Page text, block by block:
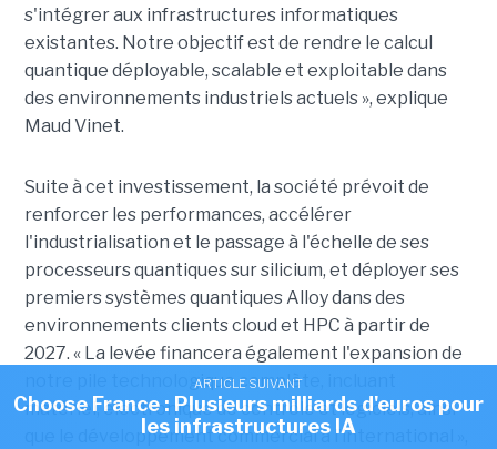
s'intégrer aux infrastructures informatiques
existantes. Notre objectif est de rendre le calcul
quantique déployable, scalable et exploitable dans
des environnements industriels actuels », explique
Maud Vinet.
Suite à cet investissement, la société prévoit de
renforcer les performances, accélérer
l'industrialisation et le passage à l'échelle de ses
processeurs quantiques sur silicium, et déployer ses
premiers systèmes quantiques Alloy dans des
environnements clients cloud et HPC à partir de
2027. « La levée financera également l'expansion de
notre pile technologique complète, incluant
matériel, électronique de contrôle et logiciels, ainsi
que le développement commercial à l’international »,
ARTICLE SUIVANT
Choose France : Plusieurs milliards d'euros pour
les infrastructures IA